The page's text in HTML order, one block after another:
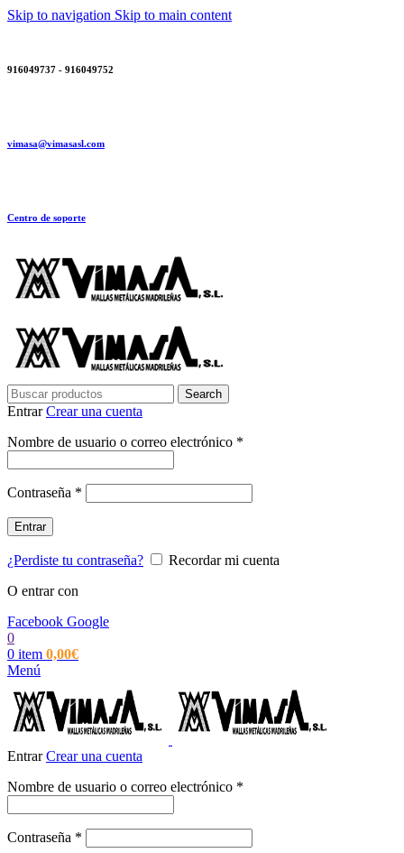
Skip to navigation Skip to main content
916049737 - 916049752
vimasa@vimasasl.com
Centro de soporte
Search
EntrarCrear una cuenta
Nombre de usuario o correo electrónico *
Contraseña *
Entrar
¿Perdiste tu contraseña?
Recordar mi cuenta
O entrar con
Facebook Google
0
0 item 0,00€
Menú
EntrarCrear una cuenta
Nombre de usuario o correo electrónico *
Contraseña *